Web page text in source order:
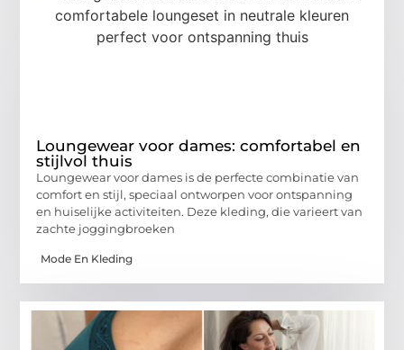
Loungewear voor dames: comfortabel en
stijlvol thuis
Loungewear voor dames is de perfecte combinatie van
comfort en stijl, speciaal ontworpen voor ontspanning
en huiselijke activiteiten. Deze kleding, die varieert van
zachte joggingbroeken
Mode En Kleding